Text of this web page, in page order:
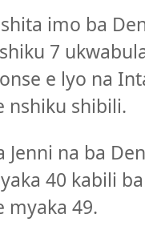
imo ba
7
e lyo na
nshiku shibili.
Jenni na ba
40 kabili
myaka 49.